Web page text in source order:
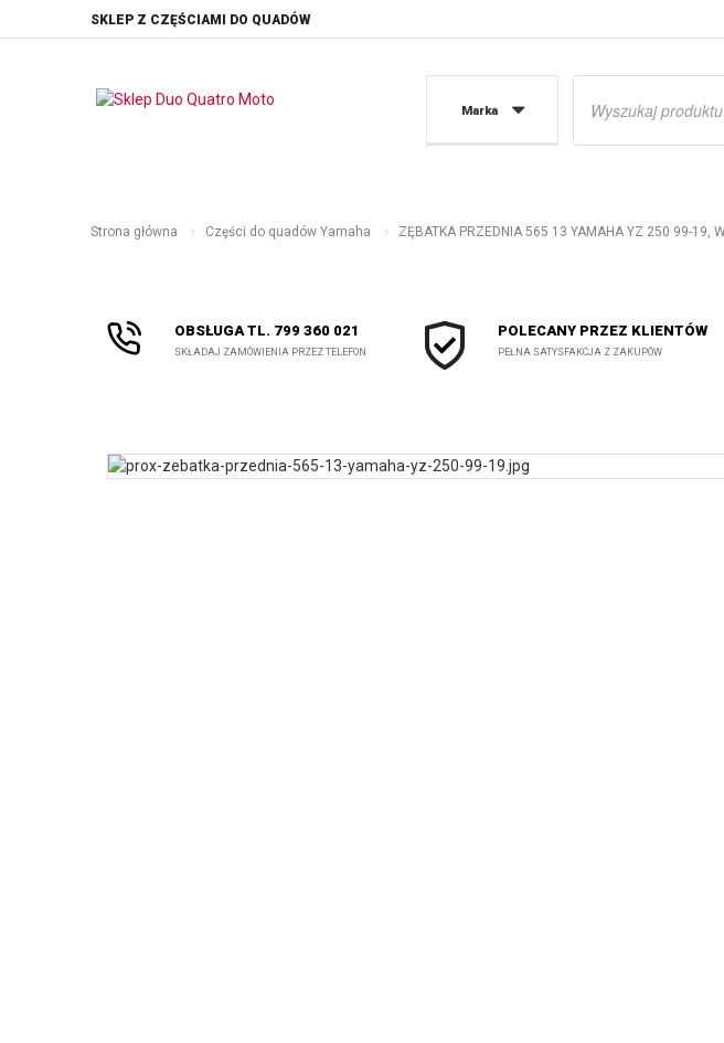
SKLEP Z CZĘŚCIAMI DO QUADÓW
Marka
Wyszukiwarka
Strona główna Części do quadów Yamaha ZĘBATKA PRZEDNIA 565 13 YAMAHA YZ 250 99-19,
OBSŁUGA TL. 799 360 021
SKŁADAJ ZAMÓWIENIA PRZEZ TELEFON
POLECANY PRZEZ KLIENTÓW
PEŁNA SATYSFAKCJA Z ZAKUPÓW